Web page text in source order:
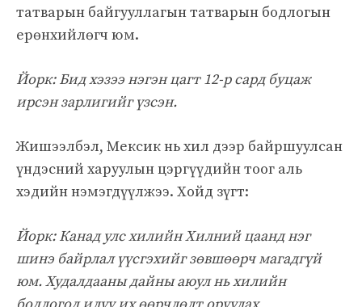
татварын байгууллагын татварын бодлогын
ерөнхийлөгч юм.
Йорк: Бид хэзээ нэгэн цагт 12-р сард буцаж
ирсэн зарлигийг үзсэн.
Жишээлбэл, Мексик нь хил дээр байршуулсан
үндэсний харуулын цэргүүдийн тоог аль
хэдийн нэмэгдүүлжээ. Хойд зүгт:
Йорк: Канад улс хилийн Хилний цаанд нэг
шинэ байрлал үүсгэхийг зөвшөөрч магадгүй
юм. Худалдааны дайны аюул нь хилийн